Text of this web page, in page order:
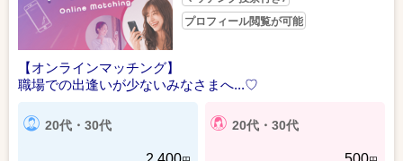
プロフィール閲覧が可能
【オンラインマッチング】
職場での出逢いが少ないみなさまへ...♡
20代・30代 20代・30代